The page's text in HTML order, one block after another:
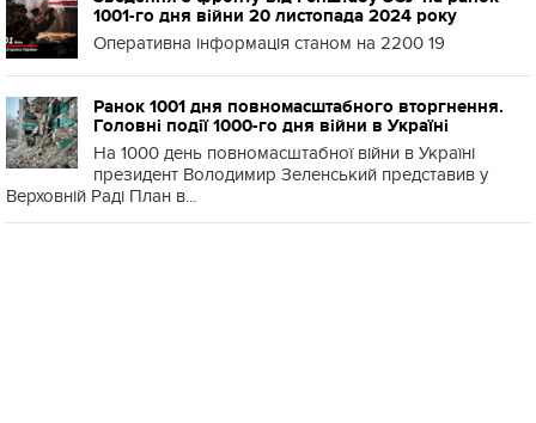
1001-го дня війни 20 листопада 2024 року
Оперативна інформація станом на 2200 19
Ранок 1001 дня повномасштабного вторгнення.
Головні події 1000-го дня війни в Україні
На 1000 день повномасштабної війни в Україні
президент Володимир Зеленський представив у
Верховній Раді План в...